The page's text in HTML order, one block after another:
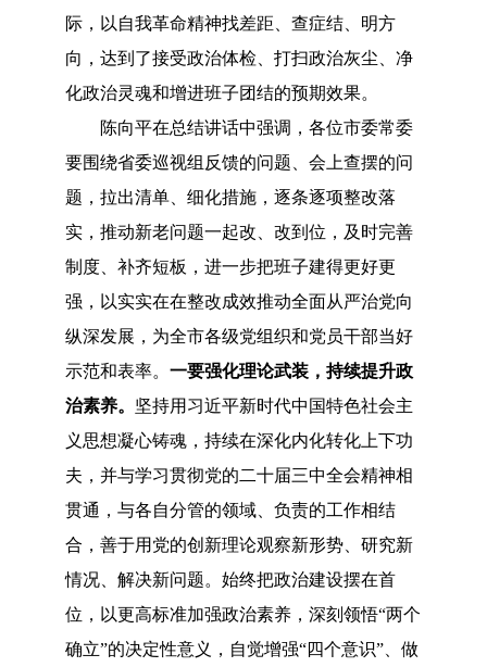
际，以自我革命精神找差距、查症结、明方
向，达到了接受政治体检、打扫政治灰尘、净
化政治灵魂和增进班子团结的预期效果。
陈向平在总结讲话中强调，各位市委常委
要围绕省委巡视组反馈的问题、会上查摆的问
题，拉出清单、细化措施，逐条逐项整改落
实，推动新老问题一起改、改到位，及时完善
制度、补齐短板，进一步把班子建得更好更
强，以实实在在整改成效推动全面从严治党向
纵深发展，为全市各级党组织和党员干部当好
示范和表率。 一要强化理论武装，持续提升政
治素养。 坚持用习近平新时代中国特色社会主
义思想凝心铸魂，持续在深化内化转化上下功
夫，并与学习贯彻党的二十届三中全会精神相
贯通，与各自分管的领域、负责的工作相结
合，善于用党的创新理论观察新形势、研究新
情况、解决新问题。始终把政治建设摆在首
位，以更高标准加强政治素养，深刻领悟“两个
确立”的决定性意义，自觉增强“四个意识”、做